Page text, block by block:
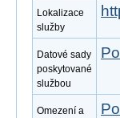
Lokalizace
služby
Datové sady
poskytované
službou
Omezení a